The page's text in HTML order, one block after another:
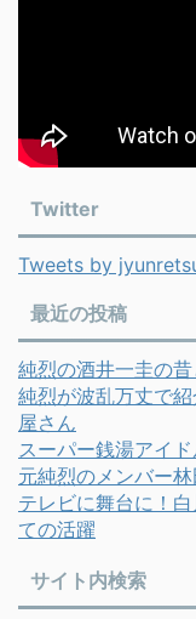
Twitter
Tweets by
最近の投稿
純烈の酒井一圭の
純烈が波乱万丈で
屋さん
スーパー銭湯アイ
元純烈のメンバー
テレビに舞台に！
ての活躍
サイト内検索